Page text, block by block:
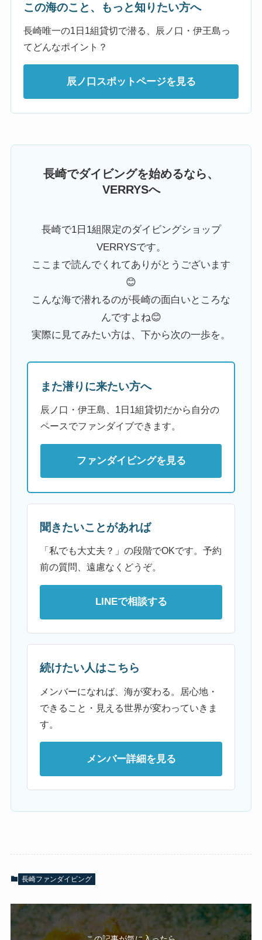
この海のこと、もっと知りたい方へ
長崎唯一の1日1組貸切で潜る、辰ノ口・伊王島っ
てどんなポイント？
辰ノ口スポットページを見る
長崎でダイビングを始めるなら、
VERRYSへ
長崎で1日1組限定のダイビングショップ
VERRYSです。
ここまで読んでくれてありがとうございます
😊
こんな海で潜れるのが長崎の面白いところな
んですよね😊
実際に見てみたい方は、下から次の一歩を。
また潜りに来たい方へ
辰ノ口・伊王島、1日1組貸切だから自分の
ペースでファンダイブできます。
ファンダイビングを見る
聞きたいことがあれば
「私でも大丈夫？」の段階でOKです。予約
前の質問、遠慮なくどうぞ。
LINEで相談する
続けたい人はこちら
メンバーになれば、海が変わる。居心地・
できること・見える世界が変わっていきま
す。
メンバー詳細を見る
長崎ファンダイビング